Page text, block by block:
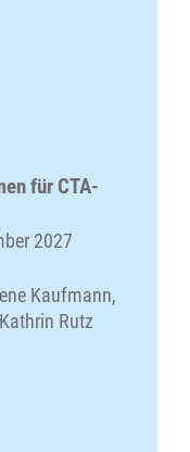
für CTA-
2027
Kaufmann,
Rutz